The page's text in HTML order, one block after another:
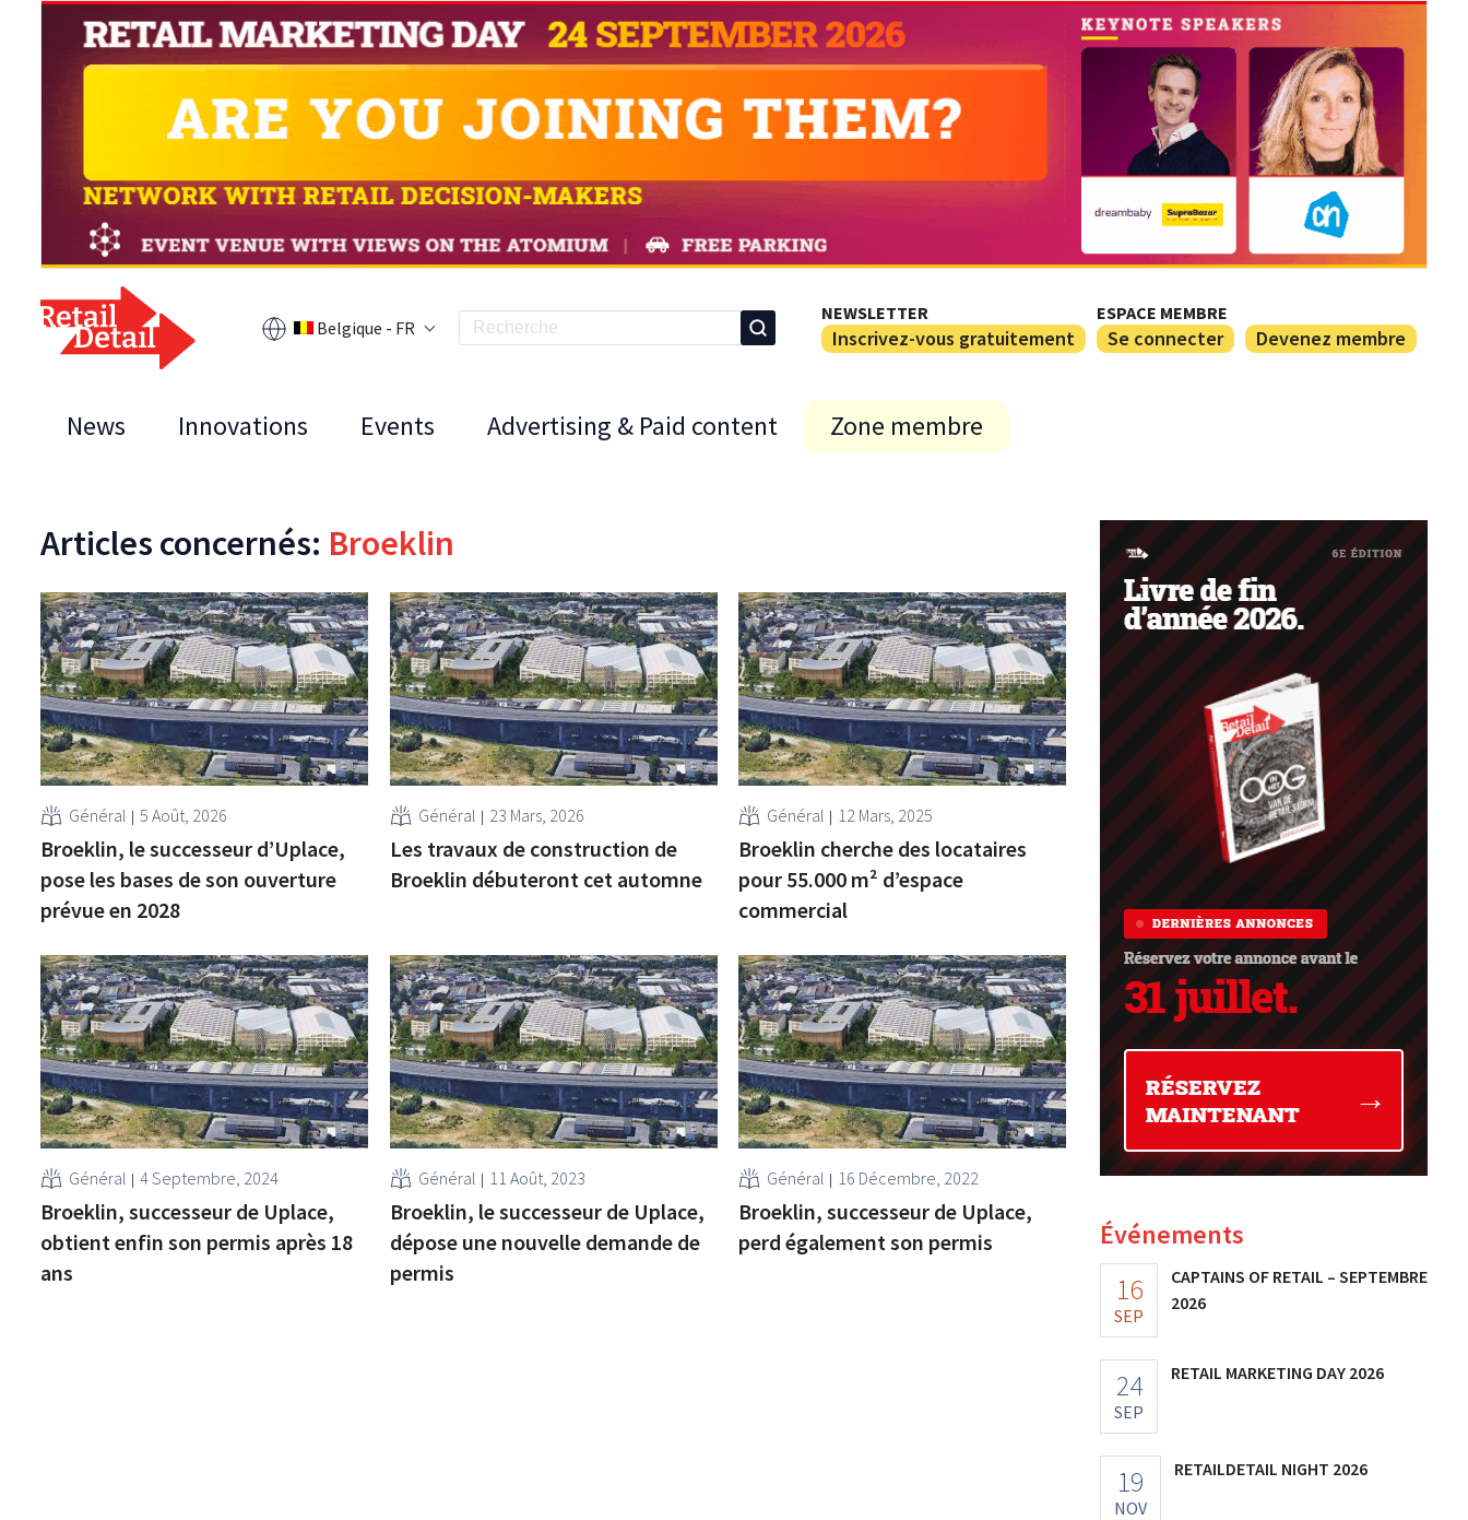
Belgique - FR
NEWSLETTER
Inscrivez-vous gratuitement
ESPACE MEMBRE
Se connecter Devenez membre
News Innovations Events Advertising & Paid content Zone membre
Articles concernés: Broeklin
Général 5 Août, 2026
Broeklin, le successeur d’Uplace,
pose les bases de son ouverture
prévue en 2028
Général 23 Mars, 2026
Les travaux de construction de
Broeklin débuteront cet automne
Général 12 Mars, 2025
Broeklin cherche des locataires
pour 55.000 m² d’espace
commercial
Général 4 Septembre, 2024
Broeklin, successeur de Uplace,
obtient enfin son permis après 18
ans
Général 11 Août, 2023
Broeklin, le successeur de Uplace,
dépose une nouvelle demande de
permis
Général 16 Décembre, 2022
Broeklin, successeur de Uplace,
perd également son permis
Événements
16
SEP
CAPTAINS OF RETAIL – SEPTEMBRE
2026
24
SEP
RETAIL MARKETING DAY 2026
19
NOV
RETAILDETAIL NIGHT 2026